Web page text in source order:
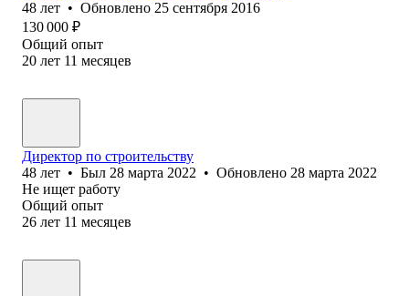
48 лет • Обновлено 25 сентября 2016
130 000 ₽
Общий опыт
20 лет 11 месяцев
Директор по строительству
48 лет • Был 28 марта 2022 • Обновлено 28 марта 2022
Не ищет работу
Общий опыт
26 лет 11 месяцев